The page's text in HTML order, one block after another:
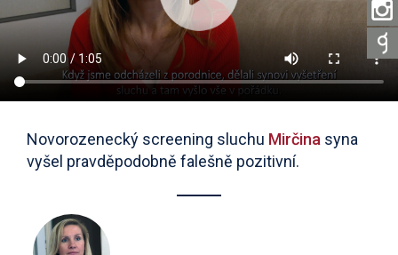
Novorozenecký screening sluchu Mirčina syna
vyšel pravděpodobně falešně pozitivní.